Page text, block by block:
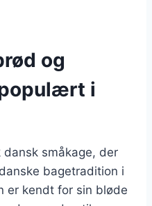
og
i
småkage, der
bagetradition i
er kendt for sin bløde